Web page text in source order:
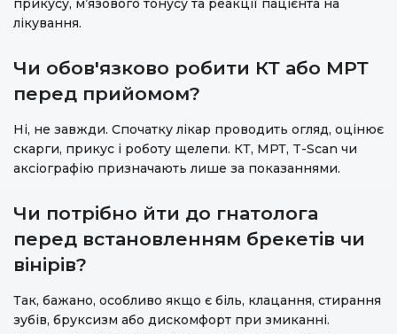
прикусу, м’язового тонусу та реакції пацієнта на
лікування.
Чи обов'язково робити КТ або МРТ
перед прийомом?
Ні, не завжди. Спочатку лікар проводить огляд, оцінює
скарги, прикус і роботу щелепи. КТ, МРТ, T-Scan чи
аксіографію призначають лише за показаннями.
Чи потрібно йти до гнатолога
перед встановленням брекетів чи
вінірів?
Так, бажано, особливо якщо є біль, клацання, стирання
зубів, бруксизм або дискомфорт при змиканні.